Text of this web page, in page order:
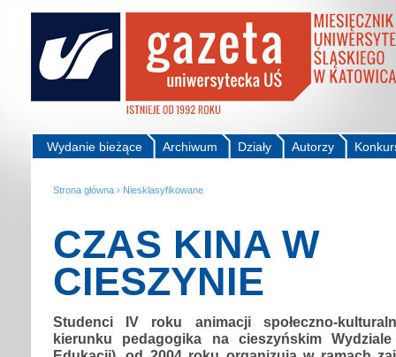
Autorzy
Działy
Archiwum
Wydanie bieżące
Strona główna › Niesklasyfikowane
CZAS KINA W
CIESZYNIE
Studenci IV roku animacji społeczno-
kierunku pedagogika na cieszyńskim